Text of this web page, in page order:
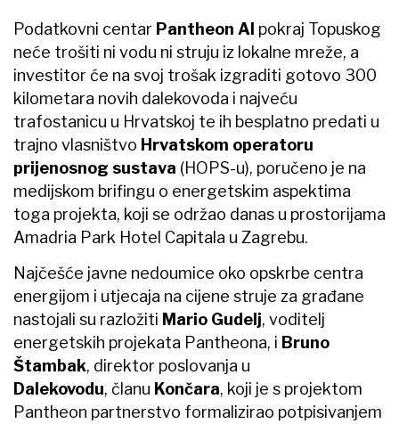
Podatkovni centar Pantheon AI pokraj Topuskog
neće trošiti ni vodu ni struju iz lokalne mreže, a
investitor će na svoj trošak izgraditi gotovo 300
kilometara novih dalekovoda i najveću
trafostanicu u Hrvatskoj te ih besplatno predati u
trajno vlasništvo Hrvatskom operatoru
prijenosnog sustava (HOPS-u), poručeno je na
medijskom brifingu o energetskim aspektima
toga projekta, koji se održao danas u prostorijama
Amadria Park Hotel Capitala u Zagrebu.
Najčešće javne nedoumice oko opskrbe centra
energijom i utjecaja na cijene struje za građane
nastojali su razložiti Mario Gudelj, voditelj
energetskih projekata Pantheona, i Bruno
Štambak, direktor poslovanja u
Dalekovodu, članu Končara, koji je s projektom
Pantheon partnerstvo formalizirao potpisivanjem